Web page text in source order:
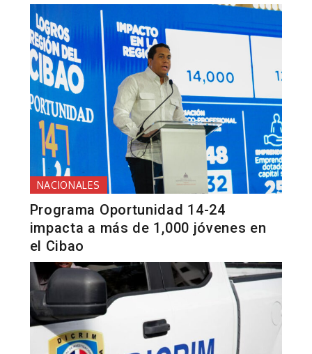
NACIONALES
Programa Oportunidad 14-24
impacta a más de 1,000 jóvenes en
el Cibao